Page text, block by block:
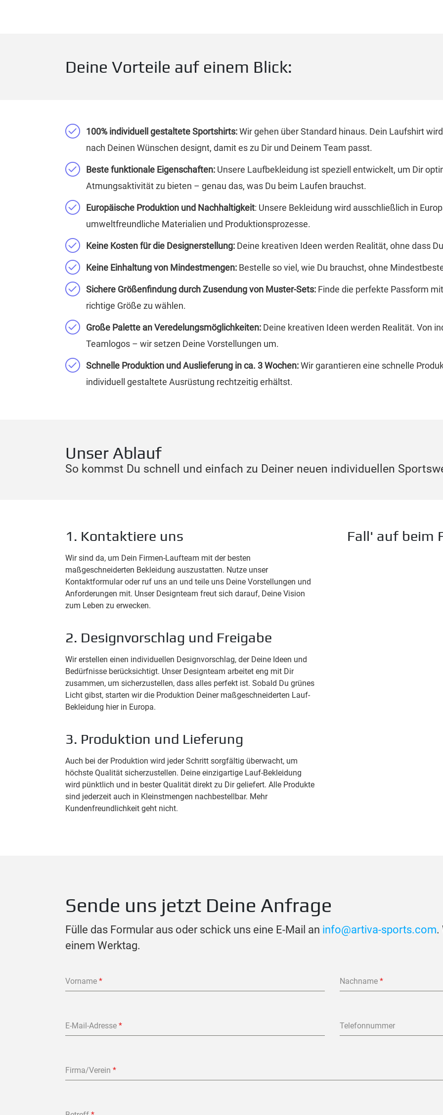
Deine Vorteile auf einem Blick:
100% individuell gestaltete Sportshirts: Wir gehen über Standard hinaus. Dein Laufshirt
nach Deinen Wünschen designt, damit es zu Dir und Deinem Team passt.
Beste funktionale Eigenschaften: Unsere Laufbekleidung ist speziell entwickelt, um Dir
Atmungsaktivität zu bieten – genau das, was Du beim Laufen brauchst.
Europäische Produktion und Nachhaltigkeit: Unsere Bekleidung wird ausschließlich in
umweltfreundliche Materialien und Produktionsprozesse.
Keine Kosten für die Designerstellung: Deine kreativen Ideen werden Realität, ohne dass
Keine Einhaltung von Mindestmengen: Bestelle so viel, wie Du brauchst, ohne
Sichere Größenfindung durch Zusendung von Muster-Sets: Finde die perfekte Passform
richtige Größe zu wählen.
Große Palette an Veredelungsmöglichkeiten: Deine kreativen Ideen werden Realität. Von
Teamlogos – wir setzen Deine Vorstellungen um.
Schnelle Produktion und Auslieferung in ca. 3 Wochen: Wir garantieren eine schnelle
individuell gestaltete Ausrüstung rechtzeitig erhältst.
Unser Ablauf
So kommst Du schnell und einfach zu Deiner neuen individuellen
1. Kontaktiere uns
Wir sind da, um Dein Firmen-Laufteam mit der besten
maßgeschneiderten Bekleidung auszustatten. Nutze unser
Kontaktformular oder ruf uns an und teile uns Deine Vorstellungen und
Anforderungen mit. Unser Designteam freut sich darauf, Deine Vision
zum Leben zu erwecken.
2. Designvorschlag und Freigabe
Wir erstellen einen individuellen Designvorschlag, der Deine Ideen und
Bedürfnisse berücksichtigt. Unser Designteam arbeitet eng mit Dir
zusammen, um sicherzustellen, dass alles perfekt ist. Sobald Du grünes
Licht gibst, starten wir die Produktion Deiner maßgeschneiderten Lauf-
Bekleidung hier in Europa.
3. Produktion und Lieferung
Auch bei der Produktion wird jeder Schritt sorgfältig überwacht, um
höchste Qualität sicherzustellen. Deine einzigartige Lauf-Bekleidung
wird pünktlich und in bester Qualität direkt zu Dir geliefert. Alle Produkte
sind jederzeit auch in Kleinstmengen nachbestellbar. Mehr
Kundenfreundlichkeit geht nicht.
Fall' auf beim
Sende uns jetzt Deine Anfrage
Fülle das Formular aus oder schick uns eine E-Mail an info@artiva-sports.com.
einem Werktag.
Vorname * Nachname *
E-Mail-Adresse * Telefonnummer
Firma/Verein *